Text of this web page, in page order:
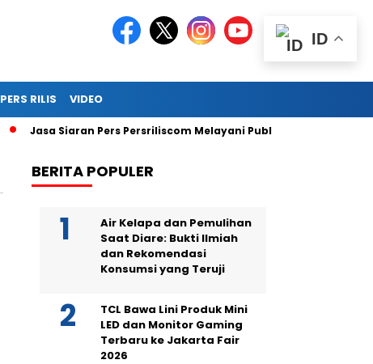
PERS RILIS VIDEO
Jasa Siaran Pers Persriliscom Melayani Publikasi ke Lebih dari
BERITA POPULER
Air Kelapa dan Pemulihan
Saat Diare: Bukti Ilmiah
dan Rekomendasi
Konsumsi yang Teruji
TCL Bawa Lini Produk Mini
LED dan Monitor Gaming
Terbaru ke Jakarta Fair
2026
ID